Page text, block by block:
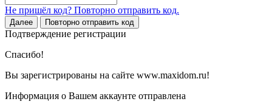
Не пришёл код? Повторно отправить код.
Далее Повторно отправить код
Подтверждение регистрации
Спасибо!
Вы зарегистрированы на сайте www.maxidom.ru!
Информация о Вашем аккаунте отправлена